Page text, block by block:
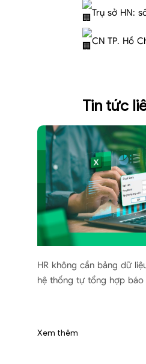
Trụ sở HN:
CN TP. Hồ
Tin tức
HR không cần bảng dữ
hệ thống tự tổng hợp báo
Xem thêm